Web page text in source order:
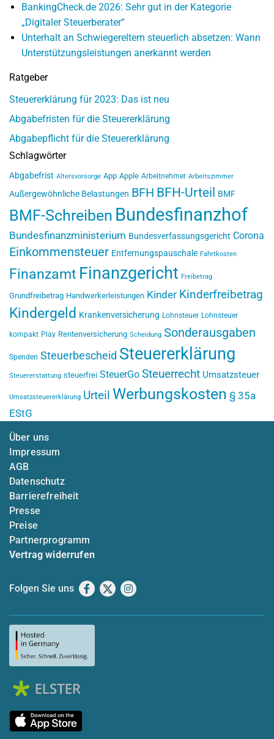
BankingCheck.de 2026: Sehr gut in der Kategorie
„Digitaler Steuerberater“
Unterhalt an Schwiegereltern steuerlich absetzen: Wann
Unterstützungsleistungen anerkannt werden
Ratgeber
Steuererklärung für 2023: Das ist neu
Abgabefristen für die Steuererklärung
Abgabepflicht für die Steuererklärung
Schlagwörter
Abgabefrist Altersvorsorge App Apple Arbeitnehmer Arbeitszimmer
Außergewöhnliche Belastungen BFH BFH-Urteil BMF
BMF-Schreiben Bundesfinanzhof
Bundesfinanzministerium Bundesverfassungsgericht Corona
Einkommensteuer Entfernungspauschale Fahrtkosten
Finanzamt Finanzgericht Freibetrag
Grundfreibetrag Handwerkerleistungen Kinder Kinderfreibetrag
Kindergeld Krankenversicherung Lohnsteuer Lohnsteuer
kompakt Play Rentenversicherung Scheidung Sonderausgaben
Spenden Steuerbescheid Steuererklärung
Steuererstattung steuerfrei SteuerGo Steuerrecht Umsatzsteuer
Umsatzsteuererklärung Urteil Werbungskosten § 35a
EStG
Über uns
Impressum
AGB
Datenschutz
Barrierefreiheit
Presse
Preise
Partnerprogramm
Vertrag widerrufen
Folgen Sie uns Facebook
X Instagram